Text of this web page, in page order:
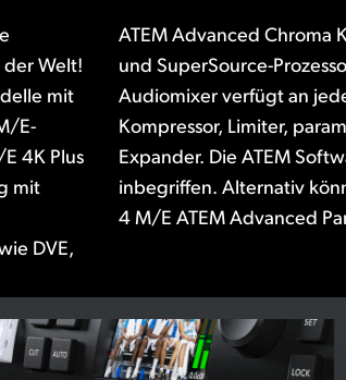
Welt!
mit
E-
4K Plus
mit
DVE,
einen
ist
4 M/E ATEM Advanced